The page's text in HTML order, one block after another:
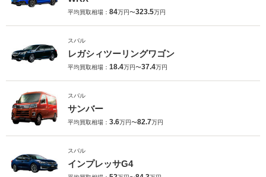
平均買取相場： 84万円〜323.5万円
スバル
レガシィツーリングワゴン
平均買取相場： 18.4万円〜37.4万円
スバル
サンバー
平均買取相場： 3.6万円〜82.7万円
スバル
インプレッサG4